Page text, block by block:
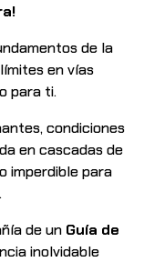
de la
envías
para ti.
condiciones
en cascadas de
imperdible para
de un Guía de
inolvidable